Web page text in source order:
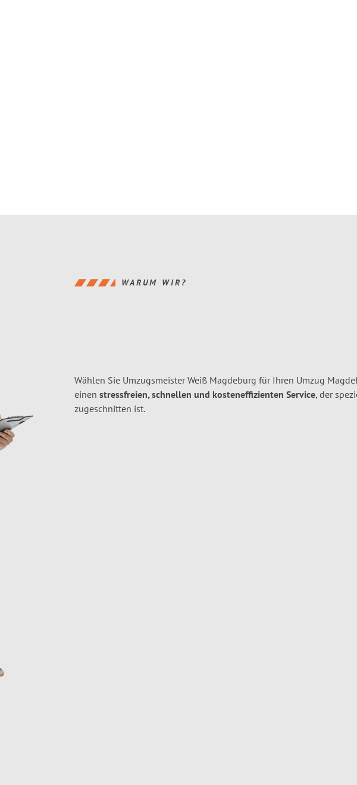
WARUM WIR?
Wählen Sie Umzugsmeister Weiß Magdeburg für Ihren Umzug
einen stressfreien, schnellen und kosteneffizienten Service, der
zugeschnitten ist.